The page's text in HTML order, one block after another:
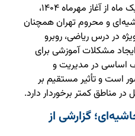
، با گذشت یک ماه از آغاز مهرماه ۱۴۰۴،
و محروم تهران همچنان
در درس ریاضی، روبرو
مشکلات آموزشی برای
اساسی در مدیریت و
است و تأثیر مستقیم بر
مناطق کمتر برخوردار دارد.
گزارشی از